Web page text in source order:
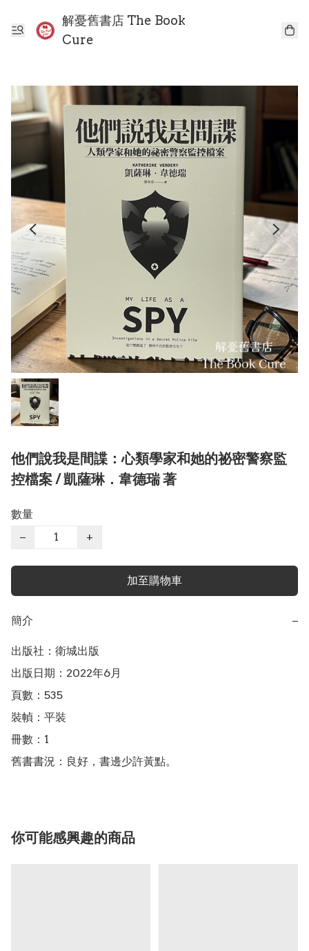
解憂舊書店 The Book
Cure
他們說我是間諜：心類學家和她的祕密警察監
控檔案 / 凱薩琳．韋德瑞 著
數量
−
+
加至購物車
簡介 −
出版社：衛城出版
出版日期：2022年6月
頁數：535
裝幀：平裝
冊數：1
舊書書況：良好，書邊少許黃點。
你可能感興趣的商品